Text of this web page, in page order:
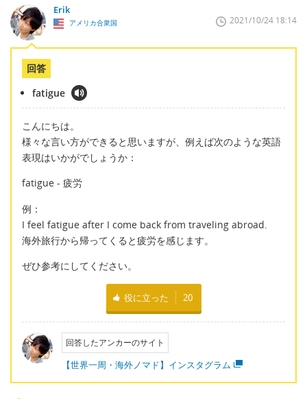
Erik
アメリカ合衆国 2021/10/24 18:14
回答
fatigue
こんにちは。
様々な言い方ができると思いますが、例えば次のような英語
表現はいかがでしょうか：
fatigue - 疲労
例：
I feel fatigue after I come back from traveling abroad.
海外旅行から帰ってくると疲労を感じます。
ぜひ参考にしてください。
役に立った 20
回答したアンカーのサイト
【世界一周・海外ノマド】インスタグラム